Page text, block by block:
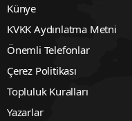
Künye
KVKK Aydınlatma Metni
Önemli Telefonlar
Çerez Politikası
Topluluk Kuralları
Yazarlar